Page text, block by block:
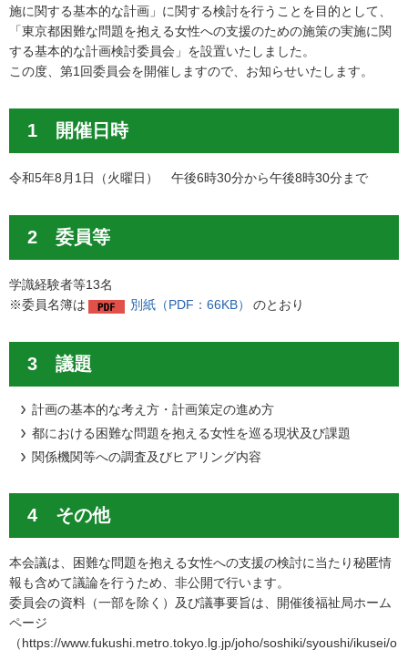
施に関する基本的な計画」に関する検討を行うことを目的として、
「東京都困難な問題を抱える女性への支援のための施策の実施に関
する基本的な計画検討委員会」を設置いたしました。
この度、第1回委員会を開催しますので、お知らせいたします。
1 開催日時
令和5年8月1日（火曜日） 午後6時30分から午後8時30分まで
2 委員等
学識経験者等13名
※委員名簿は
別紙（PDF：66KB） のとおり
3 議題
計画の基本的な考え方・計画策定の進め方
都における困難な問題を抱える女性を巡る現状及び課題
関係機関等への調査及びヒアリング内容
4 その他
本会議は、困難な問題を抱える女性への支援の検討に当たり秘匿情
報も含めて議論を行うため、非公開で行います。
委員会の資料（一部を除く）及び議事要旨は、開催後福祉局ホーム
ページ
（https://www.fukushi.metro.tokyo.lg.jp/joho/soshiki/syoushi/ikusei/o